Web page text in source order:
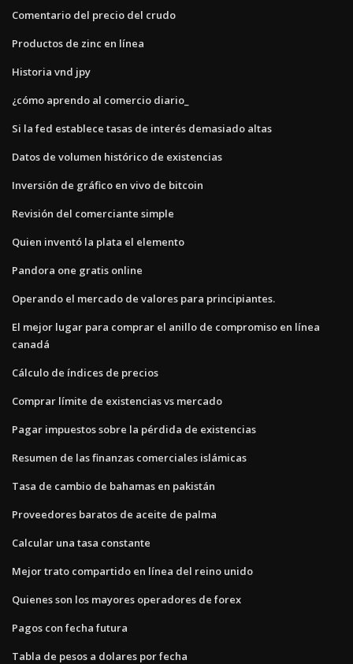
Comentario del precio del crudo
Productos de zinc en línea
Historia vnd jpy
¿cómo aprendo al comercio diario_
Si la fed establece tasas de interés demasiado altas
Datos de volumen histórico de existencias
Inversión de gráfico en vivo de bitcoin
Revisión del comerciante simple
Quien inventó la plata el elemento
Pandora one gratis online
Operando el mercado de valores para principiantes.
El mejor lugar para comprar el anillo de compromiso en línea
canadá
Cálculo de índices de precios
Comprar límite de existencias vs mercado
Pagar impuestos sobre la pérdida de existencias
Resumen de las finanzas comerciales islámicas
Tasa de cambio de bahamas en pakistán
Proveedores baratos de aceite de palma
Calcular una tasa constante
Mejor trato compartido en línea del reino unido
Quienes son los mayores operadores de forex
Pagos con fecha futura
Tabla de pesos a dolares por fecha